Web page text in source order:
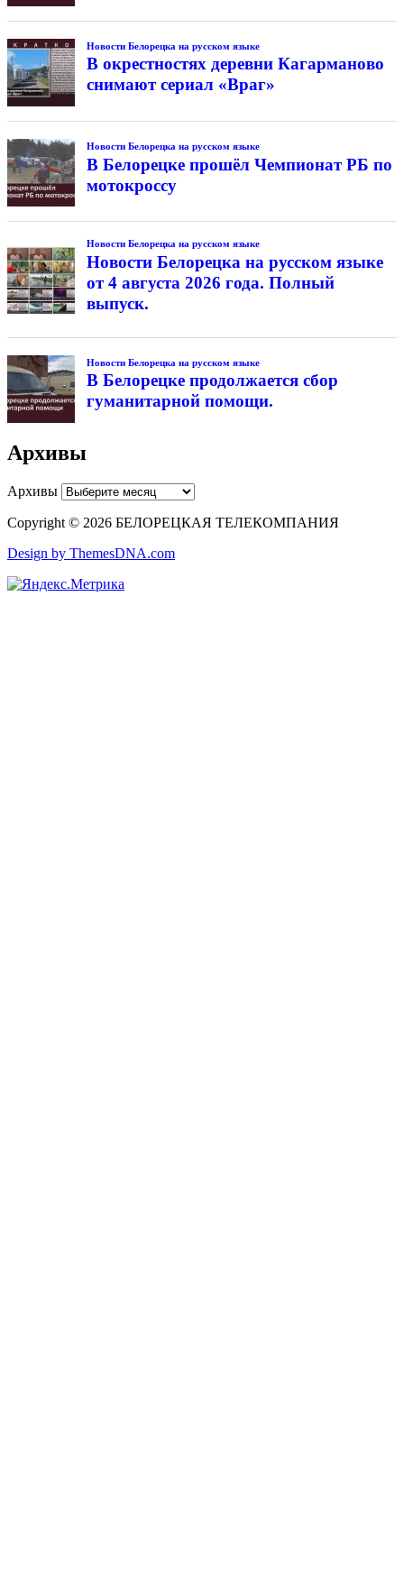
Новости Белорецка на русском языке
В окрестностях деревни Кагарманово
снимают сериал «Враг»
Новости Белорецка на русском языке
В Белорецке прошёл Чемпионат РБ по
мотокроссу
Новости Белорецка на русском языке
Новости Белорецка на русском языке
от 4 августа 2026 года. Полный
выпуск.
Новости Белорецка на русском языке
В Белорецке продолжается сбор
гуманитарной помощи.
Архивы
Архивы
Copyright © 2026 БЕЛОРЕЦКАЯ ТЕЛЕКОМПАНИЯ
Design by ThemesDNA.com